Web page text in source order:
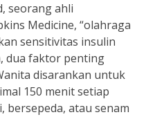
seorang ahli
Medicine, “olahraga
sensitivitas insulin
dua faktor penting
disarankan untuk
150 menit setiap
bersepeda, atau senam